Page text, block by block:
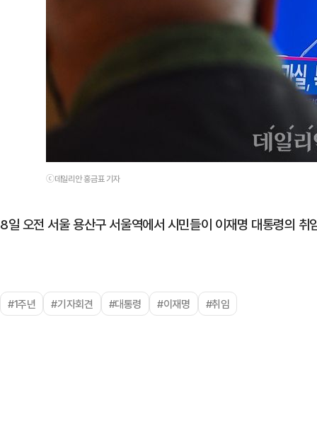
ⓒ데일리안 홍금표 기자
8일 오전 서울 용산구 서울역에서 시민들이 이재명 대통령의 취
#1주년 #기자회견 #대통령 #이재명 #취임